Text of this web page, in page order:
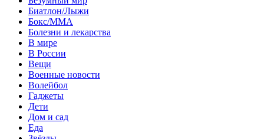
Биатлон/Лыжи
Бокс/MMA
Болезни и лекарства
В мире
В России
Вещи
Военные новости
Волейбол
Гаджеты
Дети
Дом и сад
Еда